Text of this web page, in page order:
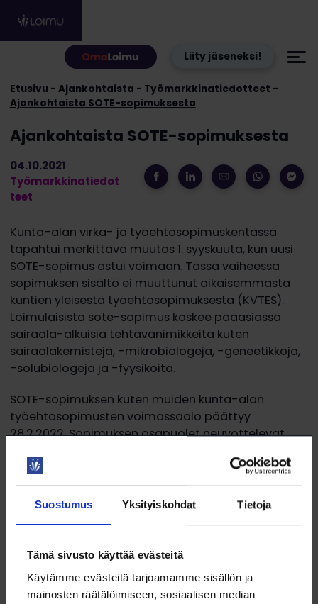
Suostumus Yksityiskohdat Tietoja
Tämä sivusto käyttää evästeitä
Käytämme evästeitä tarjoamamme sisällön ja
mainosten räätälöimiseen, sosiaalisen median
Liity jäseneksi!
Etusivu Ajankohtaista
Työmarkkinatiedotteet
Ajankohtaista SOTE-sopimuksesta
Ajankohtaista SOTE-sopimuksesta
04.10.2021
Työmarkkinatiedot
teet
Kunta-alan virka- ja työehtosopimuskentässä
tapahtui merkittävä muutos 1. syyskuuta, kun uusi
SOTE-sopimus astui voimaan. Tässä vaiheessa
sopimuksen sisältö ei muuttunut aikaisemmasta
kuntien yleisestä työehtosopimuksesta (KVTES).
Loimulaisista sote-sopimus koskee pääasiassa
sairaala-alkuisia tehtävänimikkeitä kuten
sairaalakemistejä, -mikrobiologeja, -geneetikkoja,
-solubiologeja ja -fyysikoita.
SOTE-sopimuksen kuten muiden kunta-alan
työehtosopimusten voimassaolo päättyy
28.2.2022. Sopimuksen osapuolet neuvottelevat
kehittämisestä sekä sopimuksen voimaantulon
toteuttamisesta. Loimu valvoo jäsentensä etuja
neuvotteluissa. Ratkaisevat vaiheet ajoittuvat